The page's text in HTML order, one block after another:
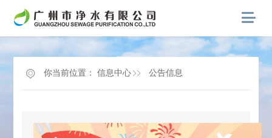
你当前位置： 信息中心 公告信息